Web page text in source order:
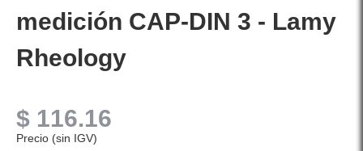
medición CAP-DIN 3 - Lamy
Rheology
$ 116.16
Precio (sin IGV)